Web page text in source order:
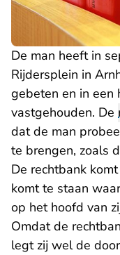
De man heeft in
Rijdersplein in
gebeten en in een
vastgehouden. De
dat de man
te brengen, zoals
De rechtbank
komt te staan
op het hoofd van
Omdat de
legt zij wel de